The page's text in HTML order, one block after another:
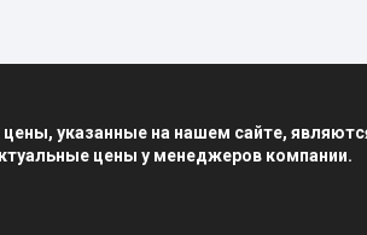
указанные на нашем сайте,
цены у менеджеров компании.